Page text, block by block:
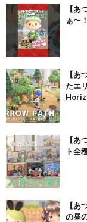
【
ぁ〜
【
たエ
【
ト全
【
の昼